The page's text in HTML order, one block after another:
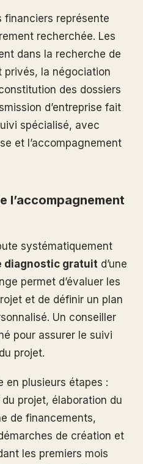
financiers représente
recherchée. Les
dans la recherche de
la négociation
des dossiers
d’entreprise fait
spécialisé, avec
et l’accompagnement
l’accompagnement
systématiquement
diagnostic gratuit d’une
permet d’évaluer les
et de définir un plan
Un conseiller
pour assurer le suivi
projet.
en plusieurs étapes :
projet, élaboration du
de financements,
de création et
les premiers mois